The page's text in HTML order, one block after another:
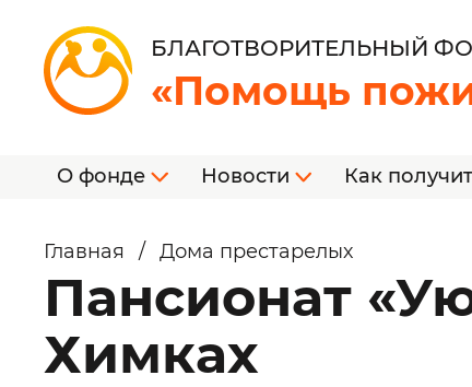
БЛАГОТВОРИТЕЛЬНЫЙ
«Помощь
О фонде Новости Как
Главная / Дома престарелых
Пансионат
Химках